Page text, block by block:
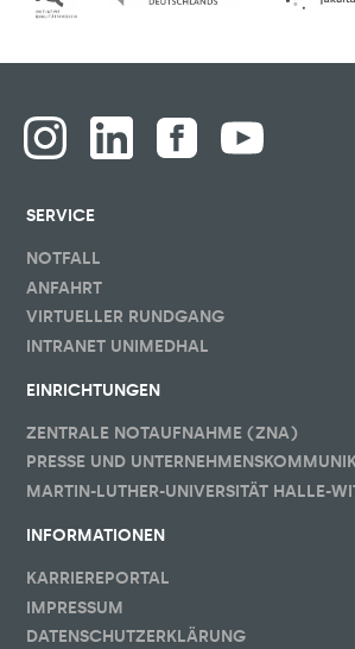
SERVICE
NOTFALL
ANFAHRT
VIRTUELLER RUNDGANG
INTRANET UNIMEDHAL
EINRICHTUNGEN
ZENTRALE NOTAUFNAHME (ZNA)
PRESSE UND
MARTIN-LUTHER-UNIVERSITÄT HALLE-
INFORMATIONEN
KARRIEREPORTAL
IMPRESSUM
DATENSCHUTZERKLÄRUNG